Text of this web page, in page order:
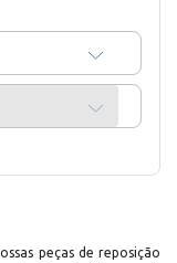
peças de reposição